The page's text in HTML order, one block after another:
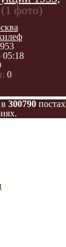
(1 фото)
05:18
0
300790постах